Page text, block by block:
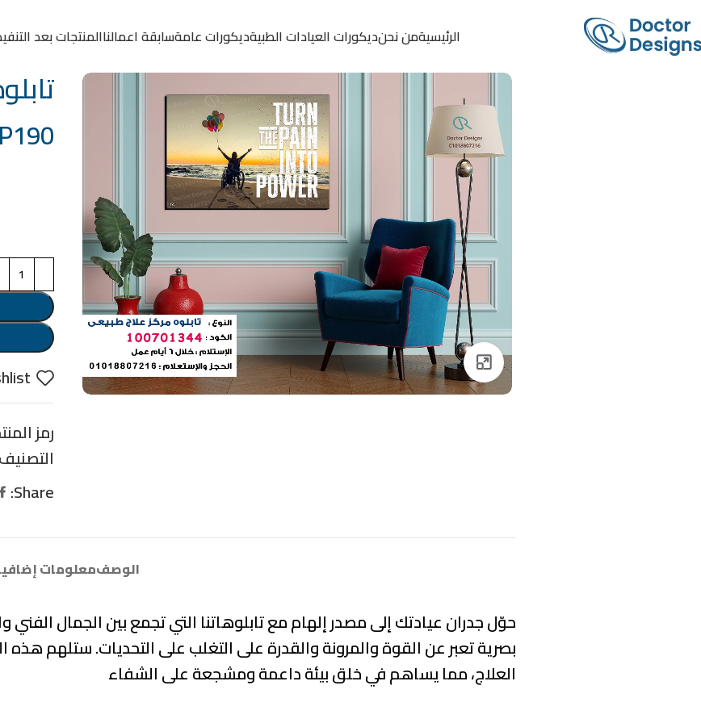
الرئيسيةمن نحنديكورات العيادات الطبيةديكورات عامةسابقة اعمالناالمنتجات بعد
Click to enlarge
تابلوه
190
رمز
Share:
الوصفمعلومات
حوّل جدران عيادتك إلى مصدر إلهام مع تابلوهاتنا التي تجمع بينالجمال الفني
بصرية تعبر عنالقوة والمرونة والقدرة على التغلب على التحديات. ستلهم هذه
العلاج، مما يساهم في خلق بيئة داعمة ومشجعة على الشفاء